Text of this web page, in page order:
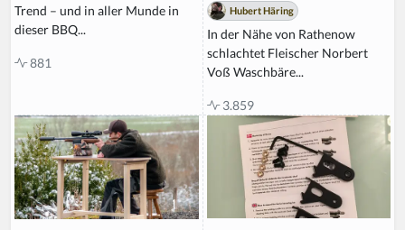
Trend – und in aller Munde in
dieser BBQ...
881
Hubert Häring
In der Nähe von Rathenow
schlachtet Fleischer Norbert
Voß Waschbäre...
3.859